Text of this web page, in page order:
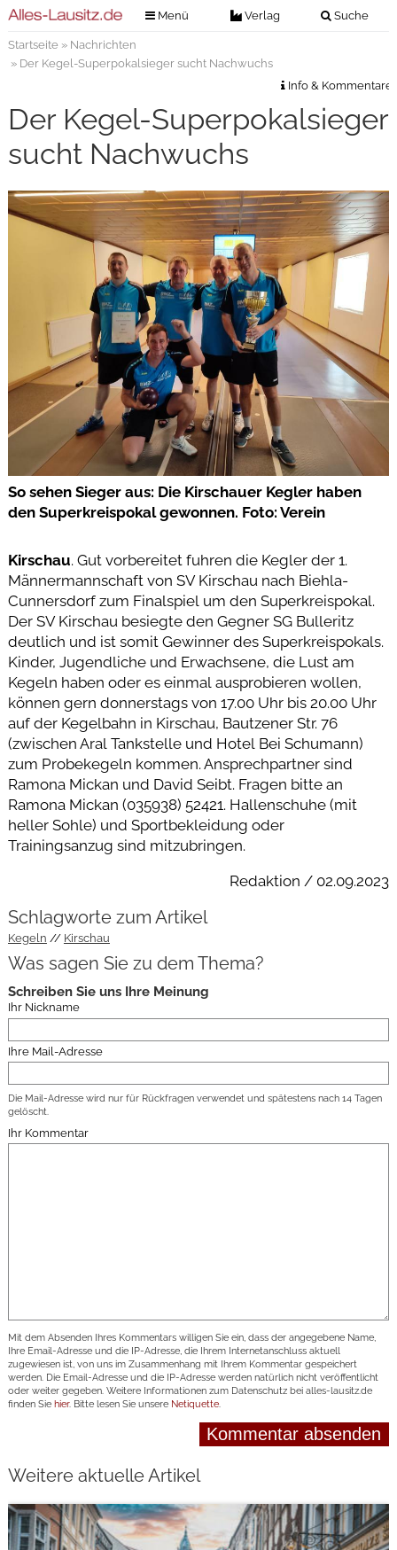
Menü Verlag Suche
Verlag
Kontakt
Impressum
Veranstaltungstickets
Anzeigenannahme
Anzeigensuche
Digitale Ausgaben
Startseite» Nachrichten
» Der Kegel-Superpokalsieger sucht Nachwuchs
Info & Kommentare
Der Kegel-Superpokalsieger
sucht Nachwuchs
So sehen Sieger aus: Die Kirschauer Kegler haben
den Superkreispokal gewonnen. Foto: Verein
Kirschau. Gut vorbereitet fuhren die Kegler der 1.
Männermannschaft von SV Kirschau nach Biehla-
Cunnersdorf zum Finalspiel um den Superkreispokal.
Der SV Kirschau besiegte den Gegner SG Bulleritz
deutlich und ist somit Gewinner des Superkreispokals.
Kinder, Jugendliche und Erwachsene, die Lust am
Kegeln haben oder es einmal ausprobieren wollen,
können gern donnerstags von 17.00 Uhr bis 20.00 Uhr
auf der Kegelbahn in Kirschau, Bautzener Str. 76
(zwischen Aral Tankstelle und Hotel Bei Schumann)
zum Probekegeln kommen. Ansprechpartner sind
Ramona Mickan und David Seibt. Fragen bitte an
Ramona Mickan (035938) 52421. Hallenschuhe (mit
heller Sohle) und Sportbekleidung oder
Trainingsanzug sind mitzubringen.
Redaktion / 02.09.2023
Schlagworte zum Artikel
Kegeln Kirschau
Was sagen Sie zu dem Thema?
Schreiben Sie uns Ihre Meinung
Ihr Nickname
Ihre Mail-Adresse
Die Mail-Adresse wird nur für Rückfragen verwendet und spätestens nach 14 Tagen
gelöscht.
Ihr Kommentar
Mit dem Absenden Ihres Kommentars willigen Sie ein, dass der angegebene Name,
Ihre Email-Adresse und die IP-Adresse, die Ihrem Internetanschluss aktuell
zugewiesen ist, von uns im Zusammenhang mit Ihrem Kommentar gespeichert
werden. Die Email-Adresse und die IP-Adresse werden natürlich nicht veröffentlicht
oder weiter gegeben. Weitere Informationen zum Datenschutz bei alles-lausitz.de
finden Sie hier. Bitte lesen Sie unsere Netiquette.
Weitere aktuelle Artikel
weiterlesen